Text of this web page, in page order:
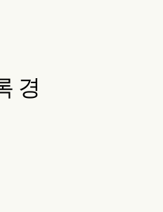
경